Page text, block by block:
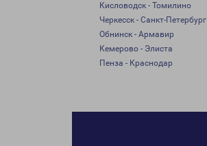
Кисловодск - Томилино
Черкесск - Санкт-Петербург
Обнинск - Армавир
Кемерово - Элиста
Пенза - Краснодар